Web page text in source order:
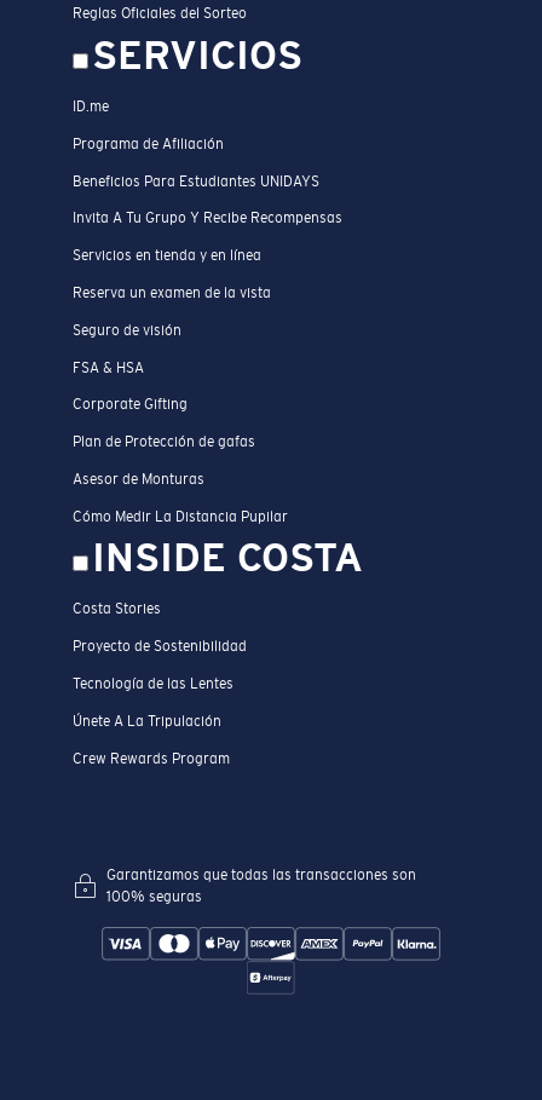
Reglas Oficiales del Sorteo
SERVICIOS
ID.me
Programa de Afiliación
Beneficios Para Estudiantes UNIDAYS
Invita A Tu Grupo Y Recibe Recompensas
Servicios en tienda y en línea
Reserva un examen de la vista
Seguro de visión
FSA & HSA
Corporate Gifting
Plan de Protección de gafas
Asesor de Monturas
Cómo Medir La Distancia Pupilar
INSIDE COSTA
Costa Stories
Proyecto de Sostenibilidad
Tecnología de las Lentes
Únete A La Tripulación
Crew Rewards Program
Garantizamos que todas las transacciones son
100% seguras